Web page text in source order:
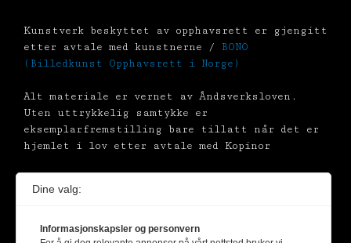
Kunstverk beskyttet av opphavsrett er gjengitt
etter avtale med kunstnerne / BONO
(Billedkunst Opphavsrett i Norge)
Alt materiale er vernet av Åndsverksloven.
Uten uttrykkelig samtykke er
eksemplarfremstilling bare tillatt når det er
hjemlet i lov etter avtale med Kopinor
Dine valg:
Informasjonskapsler og personvern